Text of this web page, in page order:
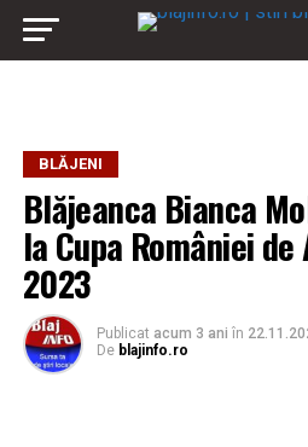
BLĂJENI
Blăjeanca Bianca
la Cupa României
2023
Publicat acum 3 ani în
De blajinfo.ro